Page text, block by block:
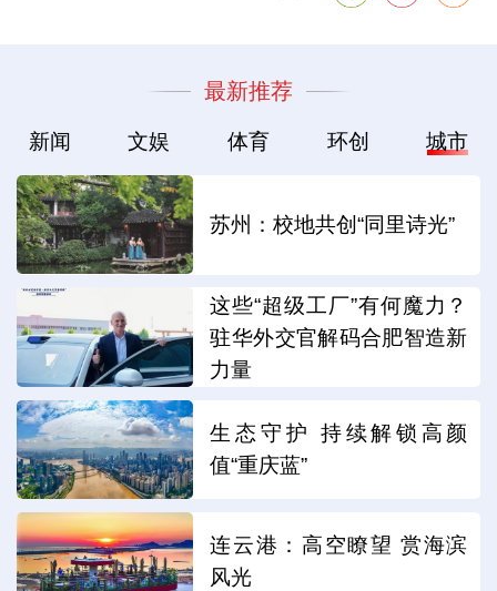
最新推荐
新闻 文娱 体育 环创 城市
苏州：校地共创“同里诗光”
这些“超级工厂”有何魔力？
驻华外交官解码合肥智造新
力量
生态守护 持续解锁高颜
值“重庆蓝”
连云港：高空瞭望 赏海滨
风光